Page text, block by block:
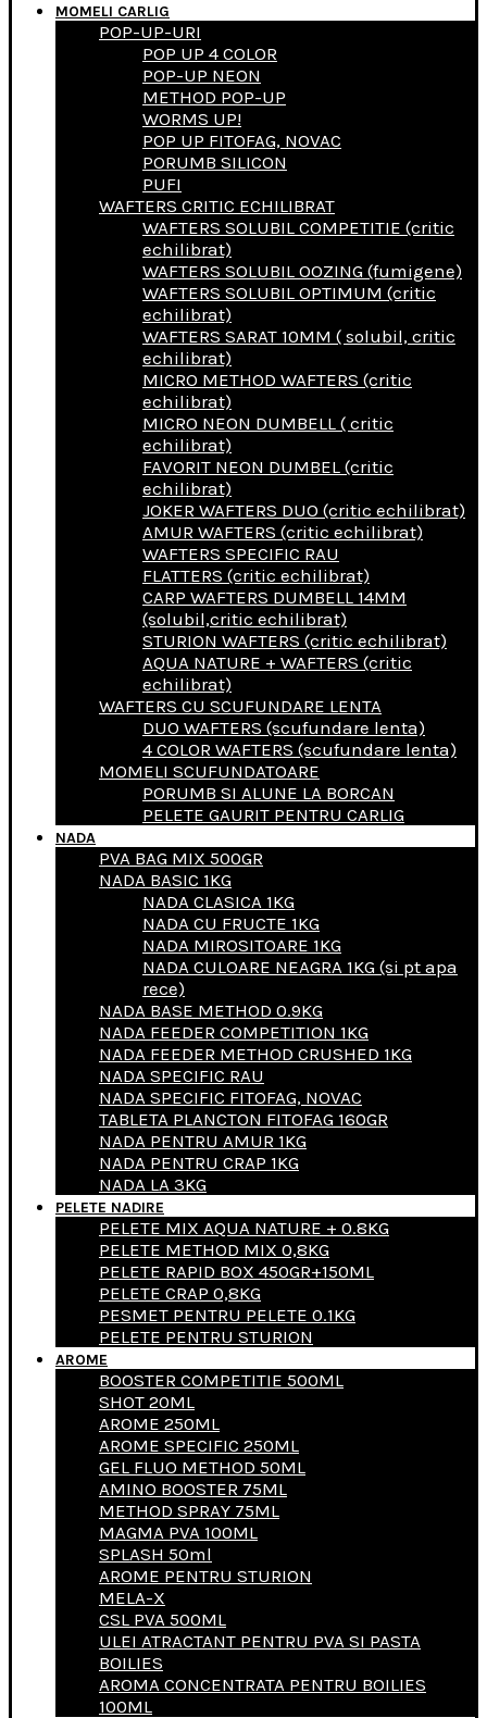
MOMELI CARLIG
POP-UP-URI
POP UP 4 COLOR
POP-UP NEON
METHOD POP-UP
WORMS UP!
POP UP FITOFAG, NOVAC
PORUMB SILICON
PUFI
WAFTERS CRITIC ECHILIBRAT
WAFTERS SOLUBIL COMPETITIE (critic
echilibrat)
WAFTERS SOLUBIL OOZING (fumigene)
WAFTERS SOLUBIL OPTIMUM (critic
echilibrat)
WAFTERS SARAT 10MM ( solubil, critic
echilibrat)
MICRO METHOD WAFTERS (critic
echilibrat)
MICRO NEON DUMBELL ( critic
echilibrat)
FAVORIT NEON DUMBEL (critic
echilibrat)
JOKER WAFTERS DUO (critic echilibrat)
AMUR WAFTERS (critic echilibrat)
WAFTERS SPECIFIC RAU
FLATTERS (critic echilibrat)
CARP WAFTERS DUMBELL 14MM
(solubil,critic echilibrat)
STURION WAFTERS (critic echilibrat)
AQUA NATURE + WAFTERS (critic
echilibrat)
WAFTERS CU SCUFUNDARE LENTA
DUO WAFTERS (scufundare lenta)
4 COLOR WAFTERS (scufundare lenta)
MOMELI SCUFUNDATOARE
PORUMB SI ALUNE LA BORCAN
PELETE GAURIT PENTRU CARLIG
NADA
PVA BAG MIX 500GR
NADA BASIC 1KG
NADA CLASICA 1KG
NADA CU FRUCTE 1KG
NADA MIROSITOARE 1KG
NADA CULOARE NEAGRA 1KG (si pt apa
rece)
NADA BASE METHOD 0.9KG
NADA FEEDER COMPETITION 1KG
NADA FEEDER METHOD CRUSHED 1KG
NADA SPECIFIC RAU
NADA SPECIFIC FITOFAG, NOVAC
TABLETA PLANCTON FITOFAG 160GR
NADA PENTRU AMUR 1KG
NADA PENTRU CRAP 1KG
NADA LA 3KG
PELETE NADIRE
PELETE MIX AQUA NATURE + 0.8KG
PELETE METHOD MIX 0,8KG
PELETE RAPID BOX 450GR+150ML
PELETE CRAP 0,8KG
PESMET PENTRU PELETE 0.1KG
PELETE PENTRU STURION
AROME
BOOSTER COMPETITIE 500ML
SHOT 20ML
AROME 250ML
AROME SPECIFIC 250ML
GEL FLUO METHOD 50ML
AMINO BOOSTER 75ML
METHOD SPRAY 75ML
MAGMA PVA 100ML
SPLASH 50ml
AROME PENTRU STURION
MELA-X
CSL PVA 500ML
ULEI ATRACTANT PENTRU PVA SI PASTA
BOILIES
AROMA CONCENTRATA PENTRU BOILIES
100ML